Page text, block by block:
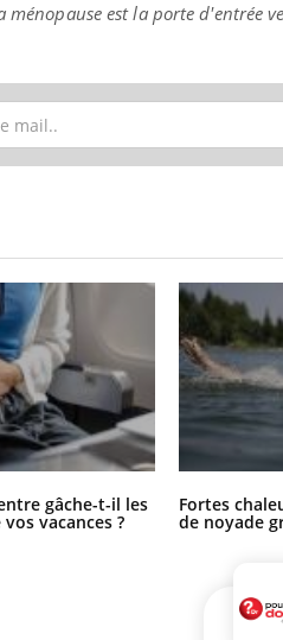
est la porte d'entrée
gâche-t-il les
vacances ?
Fortes
de noyade